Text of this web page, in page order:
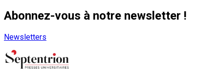
Abonnez-vous à notre newsletter !
Newsletters